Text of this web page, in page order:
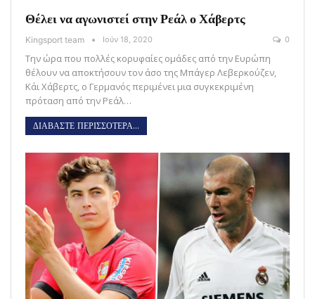
Θέλει να αγωνιστεί στην Ρεάλ ο Χάβερτς
Kingsport team Ιούν 18, 2020 0
Την ώρα που πολλές κορυφαίες ομάδες από την Ευρώπη
θέλουν να αποκτήσουν τον άσο της Μπάγερ Λεβερκούζεν,
Κάι Χάβερτς, ο Γερμανός περιμένει μια συγκεκριμένη
πρόταση από την Ρεάλ…
ΔΙΑΒΑΣΤΕ ΠΕΡΙΣΣΟΤΕΡΑ...